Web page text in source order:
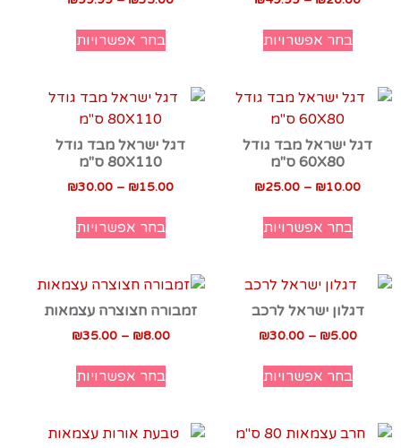
בחר אפשרויות בחר אפשרויות
דגל ישראל מבד גודל
60X80 ס"מ
₪10.00
–
₪25.00
בחר אפשרויות
דגל ישראל מבד גודל
80X110 ס"מ
₪15.00
–
₪30.00
בחר אפשרויות
דגלון ישראל לרכב
₪5.00
–
₪30.00
בחר אפשרויות
זמבורה חצוצרה עצמאות
₪8.00
–
₪35.00
בחר אפשרויות